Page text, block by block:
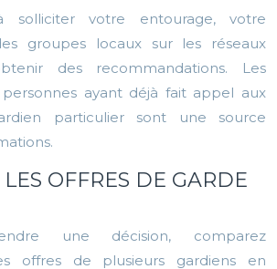
solliciter votre entourage, votre
groupes locaux sur les réseaux
des recommandations. Les
ayant déjà fait appel aux
particulier sont une source
OFFRES DE GARDE
une décision, comparez
offres de plusieurs gardiens en